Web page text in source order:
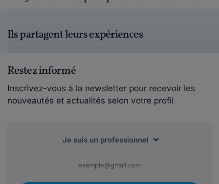
Ils partagent leurs expériences
Restez informé
Inscrivez-vous à la newsletter pour recevoir les
nouveautés et actualités selon votre profil